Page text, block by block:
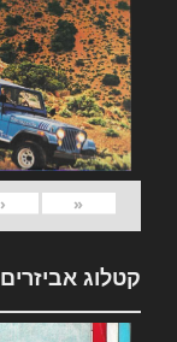
«
‹
קטלוג אביזרים 1979 Jeep